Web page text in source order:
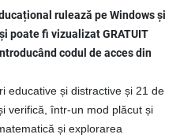
rulează pe Windows și
poate fi vizualizat GRATUIT
codul de acces din
educative și distractive și 21 de
verifică, într-un mod plăcut și
și explorarea